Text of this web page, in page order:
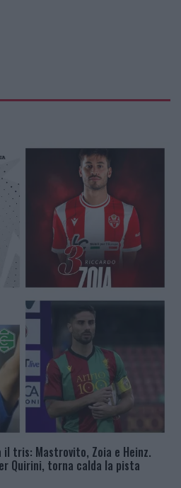
tris: Mastrovito, Zoia e Heinz.
Quirini, torna calda la pista